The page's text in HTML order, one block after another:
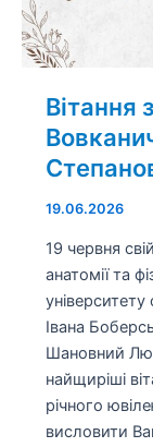
Вітання
19.06.2026
19 червня
анатомії та
університету
Івана
Шановний
найщиріші
річного
висловити